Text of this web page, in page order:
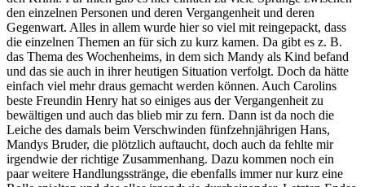
den einzelnen Personen und deren Vergangenheit und deren
Gegenwart. Alles in allem wurde hier so viel mit reingepackt, dass
die einzelnen Themen an für sich zu kurz kamen. Da gibt es z. B.
das Thema des Wochenheims, in dem sich Mandy als Kind befand
und das sie auch in ihrer heutigen Situation verfolgt. Doch da hätte
einfach viel mehr draus gemacht werden können. Auch Carolins
beste Freundin Henry hat so einiges aus der Vergangenheit zu
bewältigen und auch das blieb mir zu fern. Dann ist da noch die
Leiche des damals beim Verschwinden fünfzehnjährigen Hans,
Mandys Bruder, die plötzlich auftaucht, doch auch da fehlte mir
irgendwie der richtige Zusammenhang. Dazu kommen noch ein
paar weitere Handlungsstränge, die ebenfalls immer nur kurz eine